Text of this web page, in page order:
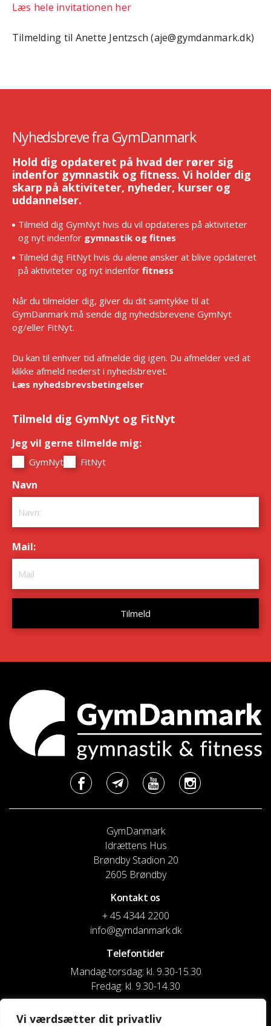
Vi værdsætter dit privatliv
Læs hele invitationen her
Tilmelding til Anette Jentzsch (aje@gymdanmark.dk)
Nyhedsbreve fra GymDanmark
Hold dig opdateret på hvad der rører sig
indenfor gymnastik og fitness. Vi holder dig
skarp på aktiviteter, nyheder, kurser og
uddannelser.
Tilmeld dig GymNyt hvis du vil opdateres på aktiviteter
og nyt indenfor gymnastik og fitnes
Tilmeld dig FitNyt hvis du alene ønsker at blive opdateret
på aktiviteter og nyt indenfor fitness
Når du tilmelder dig, giver du dit samtykke til at
GymDanmark må sende dig nyhedsbrevene GymNyt
og/eller FitNyt.
Du kan til enhver tid afmelde dig igen. Du afmelder ved at
klikke afmeld nederst i nyhedsbrevet.
Læs nyhedsbrevsbetingelser
Tilmeld dig GymNyt og FitNyt
Jeg vil gerne tilmelde mig:
GymNyt FitNyt
Navn
Mail:
GymDanmark
Idrættens Hus
Brøndby Stadion 20
2605 Brøndby
Kontakt os
+ 45 4344 2200
info@gymdanmark.dk
Telefontider
Mandag-torsdag: kl. 9.30-15.30
Fredag: kl. 9.30-14.30
CVR nr. 20916818